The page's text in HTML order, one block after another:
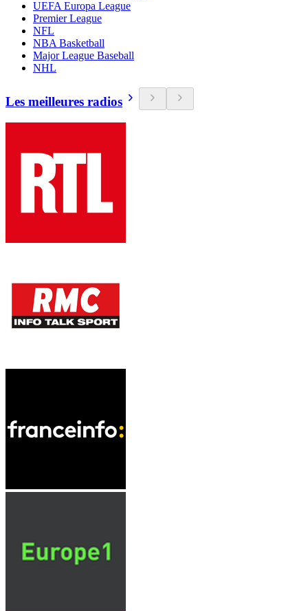
UEFA Europa League
Premier League
NFL
NBA Basketball
Major League Baseball
NHL
Les meilleures radios